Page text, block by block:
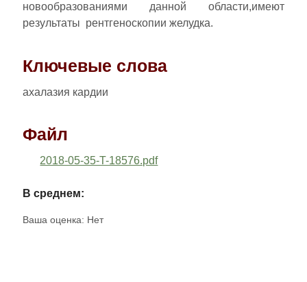
новообразованиями данной области,имеют
результаты рентгеноскопии желудка.
Ключевые слова
ахалазия кардии
Файл
2018-05-35-T-18576.pdf
В среднем:
Ваша оценка: Нет